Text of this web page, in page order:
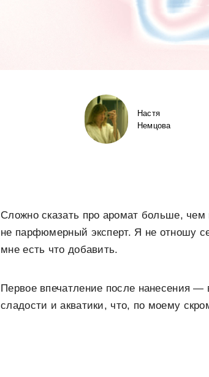
Настя
Немцова
Сложно сказать про аромат больше,
не парфюмерный эксперт. Я не отношу
мне есть что добавить.
Первое впечатление после нанесения
сладости и акватики, что, по моему